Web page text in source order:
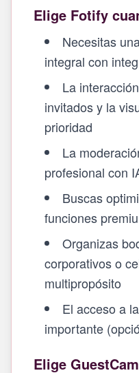
Elige Fotify
Necesitas
integral con
La
invitados y la
prioridad
La
profesional con
Buscas
funciones
Organizas
corporativos o
multipropósito
El acceso a
importante
Elige